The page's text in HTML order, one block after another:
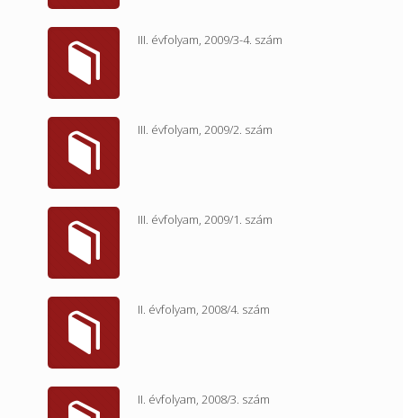
III. évfolyam, 2009/3-4. szám
III. évfolyam, 2009/2. szám
III. évfolyam, 2009/1. szám
II. évfolyam, 2008/4. szám
II. évfolyam, 2008/3. szám